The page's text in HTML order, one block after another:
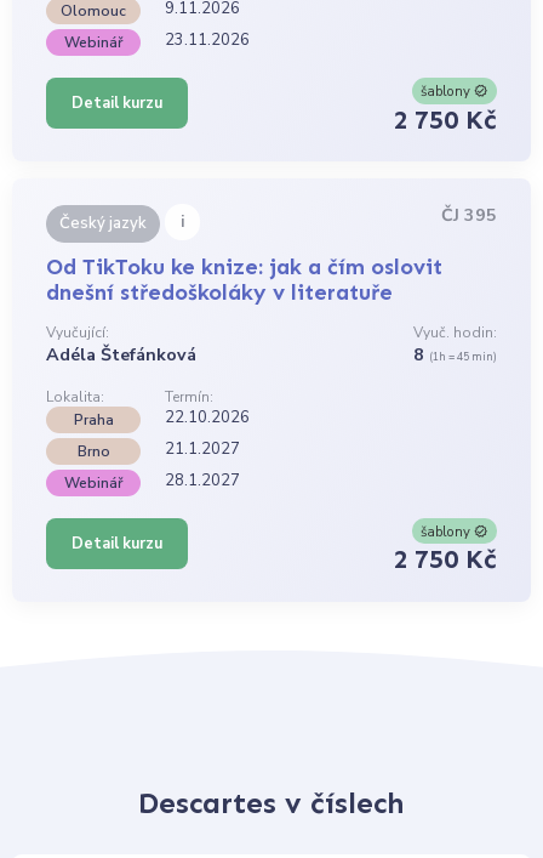
Olomouc 9.11.2026
Webinář 23.11.2026
Detail kurzu
šablony
2 750 Kč
Český jazyk i ČJ 395
Od TikToku ke knize: jak a čím oslovit
dnešní středoškoláky v literatuře
Vyučující:
Adéla Štefánková
Vyuč. hodin:
8 (1h = 45 min)
Lokalita:
Termín:
Praha
22.10.2026
Brno 21.1.2027
Webinář 28.1.2027
Detail kurzu
šablony
2 750 Kč
Descartes v číslech